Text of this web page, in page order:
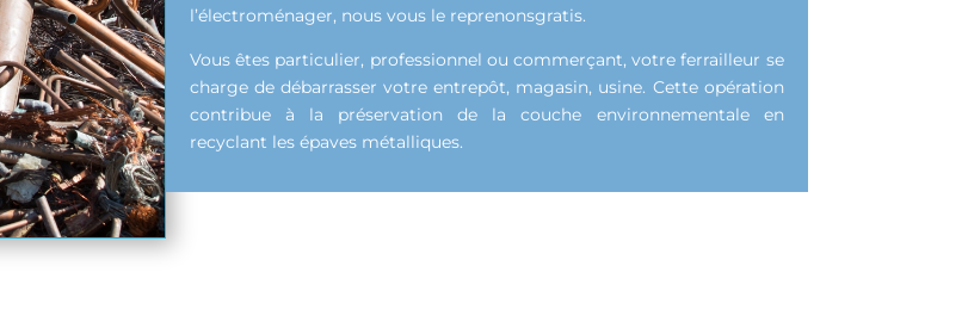
l’électroménager, nous vous le reprenonsgratis.
Vous êtes particulier, professionnel ou commerçant, votre ferrailleur se
charge de débarrasser votre entrepôt, magasin, usine. Cette opération
contribue à la préservation de la couche environnementale en
recyclant les épaves métalliques.